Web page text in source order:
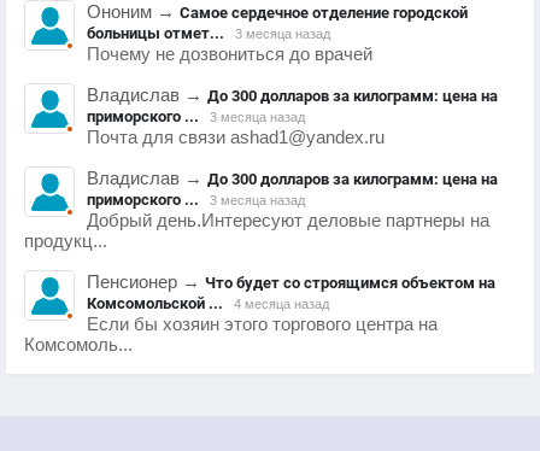
Ононим → Самое сердечное отделение городской
больницы отмет...
3 месяца назад
Почему не дозвониться до врачей
Владислав → До 300 долларов за килограмм: цена на
приморского ...
3 месяца назад
Почта для связи ashad1@yandex.ru
Владислав → До 300 долларов за килограмм: цена на
приморского ...
3 месяца назад
Добрый день.Интересуют деловые партнеры на
продукц...
Пенсионер → Что будет со строящимся объектом на
Комсомольской ...
4 месяца назад
Если бы хозяин этого торгового центра на
Комсомоль...